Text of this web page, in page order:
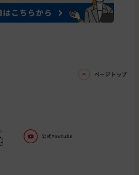
ページトップ